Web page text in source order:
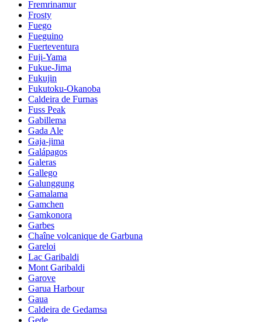
Fremrinamur
Frosty
Fuego
Fueguino
Fuerteventura
Fuji-Yama
Fukue-Jima
Fukujin
Fukutoku-Okanoba
Caldeira de Furnas
Fuss Peak
Gabillema
Gada Ale
Gaja-jima
Galápagos
Galeras
Gallego
Galunggung
Gamalama
Gamchen
Gamkonora
Garbes
Chaîne volcanique de Garbuna
Gareloi
Lac Garibaldi
Mont Garibaldi
Garove
Garua Harbour
Gaua
Caldeira de Gedamsa
Gede